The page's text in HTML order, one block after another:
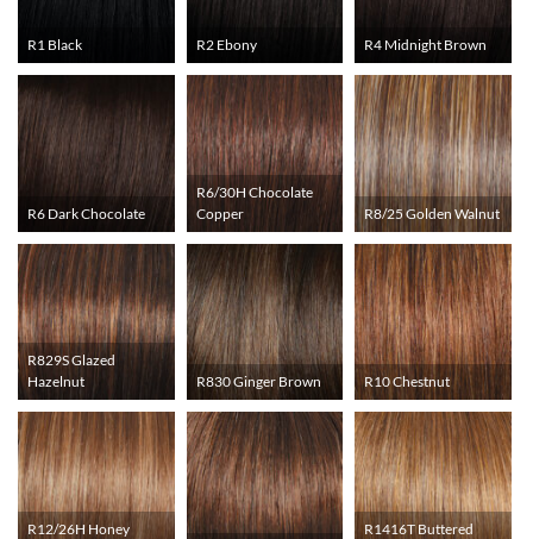
R1 Black R2 Ebony R4 Midnight Brown
R6 Dark Chocolate
R6/30H Chocolate
Copper
R8/25 Golden Walnut
R829S Glazed
Hazelnut
R830 Ginger Brown R10 Chestnut
R12/26H Honey
R1416T Buttered